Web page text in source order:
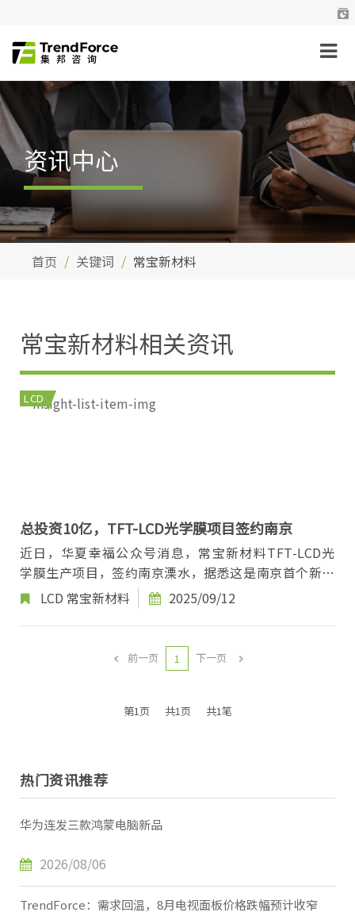
资讯中心
首页 关键词 常宝新材料
常宝新材料相关资讯
LCD
总投资10亿，TFT-LCD光学膜项目签约南京
近日，华夏幸福公众号消息，常宝新材料TFT-LCD光
学膜生产项目，签约南京溧水，据悉这是南京首个新型
显示行业光学膜项目，项目总投资10亿元，固定资产...
LCD 常宝新材料 2025/09/12
前一页 1 下一页
第1页 共1页 共1笔
热门资讯推荐
华为连发三款鸿蒙电脑新品
2026/08/06
TrendForce：需求回温，8月电视面板价格跌幅预计收窄